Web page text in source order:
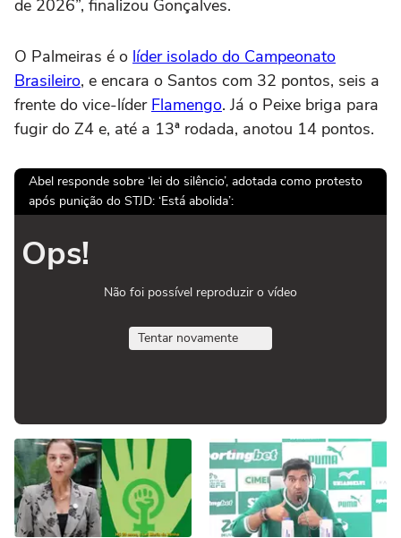
de 2026”, finalizou Gonçalves.
O Palmeiras é o líder isolado do Campeonato
Brasileiro, e encara o Santos com 32 pontos, seis a
frente do vice-líder Flamengo. Já o Peixe briga para
fugir do Z4 e, até a 13ª rodada, anotou 14 pontos.
Abel responde sobre ‘lei do silêncio’, adotada como protesto
após punição do STJD: ‘Está abolida’:
Ops!
Não foi possível reproduzir o vídeo
Tentar novamente